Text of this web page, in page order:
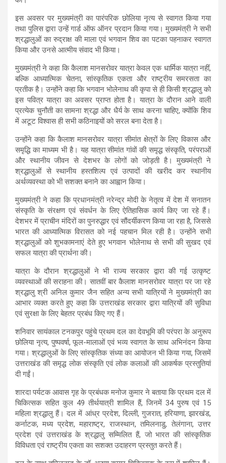
p
p
o
k
m
इस अवसर पर मुख्यमंत्री का पारंपरिक छोलिया नृत्य से स्वागत किया गया
तथा पुलिस द्वारा उन्हें गार्ड ऑफ ऑनर प्रदान किया गया। मुख्यमंत्री ने सभी
श्रद्धालुओं का रुद्राक्ष की माला एवं भगवान शिव का पटका पहनाकर स्वागत
किया और उनसे आत्मीय संवाद भी किया।
मुख्यमंत्री ने कहा कि कैलाश मानसरोवर यात्रा केवल एक धार्मिक यात्रा नहीं,
बल्कि आध्यात्मिक चेतना, सांस्कृतिक एकता और राष्ट्रीय समरसता का
प्रतीक है। उन्होंने कहा कि भगवान भोलेनाथ की कृपा से ही किसी श्रद्धालु को
इस पवित्र यात्रा का अवसर प्राप्त होता है। यात्रा के दौरान आने वाली
प्रत्येक चुनौती का सामना श्रद्धा और धैर्य के साथ करना चाहिए, क्योंकि शिव
में अटूट विश्वास ही सभी कठिनाइयों को सरल बना देता है।
उन्होंने कहा कि कैलाश मानसरोवर यात्रा सीमांत क्षेत्रों के लिए विकास और
समृद्धि का माध्यम भी है। यह यात्रा सीमांत गांवों की समृद्ध संस्कृति, परंपराओं
और स्थानीय जीवन से देशभर के लोगों को जोड़ती है। मुख्यमंत्री ने
श्रद्धालुओं से स्थानीय हस्तशिल्प एवं उत्पादों की खरीद कर स्थानीय
अर्थव्यवस्था को भी सशक्त बनाने का आह्वान किया।
मुख्यमंत्री ने कहा कि प्रधानमंत्री नरेन्द्र मोदी के नेतृत्व में देश में सनातन
संस्कृति के संरक्षण एवं संवर्धन के लिए ऐतिहासिक कार्य किए जा रहे हैं।
देशभर में प्राचीन मंदिरों का पुनरुद्धार एवं सौंदर्यीकरण किया जा रहा है, जिससे
भारत की आध्यात्मिक विरासत को नई पहचान मिल रही है। उन्होंने सभी
श्रद्धालुओं को शुभकामनाएं देते हुए भगवान भोलेनाथ से सभी की सुखद एवं
सफल यात्रा की प्रार्थना की।
यात्रा के दौरान श्रद्धालुओं ने भी राज्य सरकार द्वारा की गई उत्कृष्ट
व्यवस्थाओं की सराहना की। सातवीं बार कैलाश मानसरोवर यात्रा पर जा रहे
श्रद्धालु श्री अनिल कुमार जैन सहित अन्य सभी यात्रियों ने मुख्यमंत्री का
आभार व्यक्त करते हुए कहा कि उत्तराखंड सरकार द्वारा यात्रियों की सुविधा
एवं सुरक्षा के लिए बेहतर प्रबंध किए गए हैं।
शनिवार सायंकाल टनकपुर पहुंचे प्रथम दल का देवभूमि की परंपरा के अनुरूप
छोलिया नृत्य, पुष्पवर्षा, फूल-मालाओं एवं भव्य स्वागत के साथ अभिनंदन किया
गया। श्रद्धालुओं के लिए सांस्कृतिक संध्या का आयोजन भी किया गया, जिसमें
उत्तराखंड की समृद्ध लोक संस्कृति एवं लोक कलाओं की आकर्षक प्रस्तुतियां
दी गईं।
शारदा पर्यटक आवास गृह के प्रबंधक मनोज कुमार ने बताया कि प्रथम दल में
चिकित्सक सहित कुल 49 तीर्थयात्री शामिल हैं, जिनमें 34 पुरुष एवं 15
महिला श्रद्धालु हैं। दल में आंध्र प्रदेश, दिल्ली, गुजरात, हरियाणा, झारखंड,
कर्नाटक, मध्य प्रदेश, महाराष्ट्र, राजस्थान, तमिलनाडु, तेलंगाना, उत्तर
प्रदेश एवं उत्तराखंड के श्रद्धालु सम्मिलित हैं, जो भारत की सांस्कृतिक
विविधता एवं राष्ट्रीय एकता का सशक्त उदाहरण प्रस्तुत करते हैं।